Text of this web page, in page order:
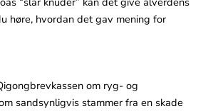
høre, hvordan det gav mening for
om ryg- og
sandsynligvis stammer fra en skade